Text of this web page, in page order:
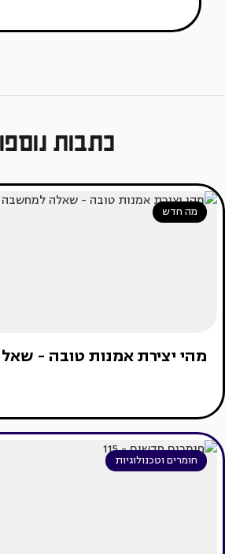
כתבות
מה חדש
מהי יצירת אמנות טובה -
חומרים וטכנולוגיות